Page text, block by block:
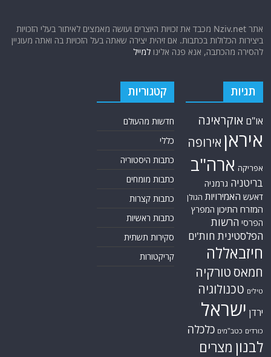
אתר Nziv.net מכבד את זכויות היוצרים ועושה מאמצים לאיתור בעלי הזכויות
ביצירות הכלולות בכתבות. אם זיהית יצירה שאתה בעל הזכויות בה ואתה מעוניין
להסירה מהכתבה, אנא פנה אלינולמייל
תגיות
או"ם אוקראינה
איראן אירופה
אפריקה ארה"ב
בריטניה גרמניה
דאעש האמירויות הגולן
המזרח התיכון המפרץ
הפרסי הרשות
הפלסטינית חות'ים
חיזבאללה
חמאס טורקיה
טילים טכנולוגיה
ירדן ישראל
כורדים כטב"מים כלכלה
לבנון מצרים
קטגוריות
חדשות מהעולם
כללי
כתבות היסטוריה
כתבות מומחים
כתבות קצרות
כתבות ראשיות
סקירות תשתית
קריקטורות